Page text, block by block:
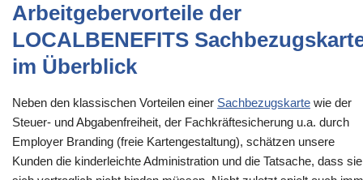
Arbeitgebervorteile der
LOCALBENEFITS
im Überblick
Neben den klassischen Vorteilen einer Sachbezugskarte wie der
Steuer- und Abgabenfreiheit, der Fachkräftesicherung u.a. durch
Employer Branding (freie Kartengestaltung), schätzen unsere
Kunden die kinderleichte Administration und die Tatsache, dass sie